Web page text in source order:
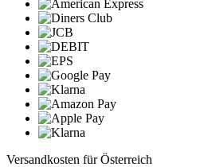
Versandkosten für Österreich